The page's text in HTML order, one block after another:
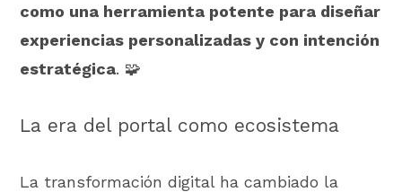
como una herramienta potente para diseñar
experiencias personalizadas y con intención
estratégica. 🧩
La era del portal como ecosistema
La transformación digital ha cambiado la